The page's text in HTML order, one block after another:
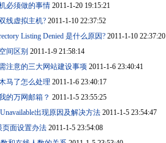
必须做的事情 2011-1-20 19:15:21
线虚拟主机? 2011-1-10 22:37:52
Listing Denied 是什么原因? 2011-1-10 22:37:20
间区别 2011-1-9 21:58:14
注意的三大网站建设事项 2011-1-6 23:40:41
马了怎么处理 2011-1-6 23:40:17
的万网邮箱？ 2011-1-5 23:55:25
出现原因及解决方法 2011-1-5 23:54:47
页面设置办法 2011-1-5 23:54:08